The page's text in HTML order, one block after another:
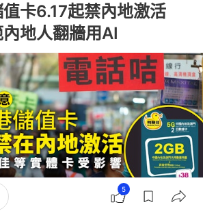
值卡6.17起禁內地激活
地人翻牆用AI
5